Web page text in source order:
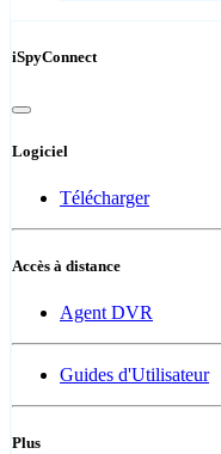
iSpyConnect
Logiciel
Télécharger
Accès à distance
Agent DVR
Guides d'Utilisateur
Plus